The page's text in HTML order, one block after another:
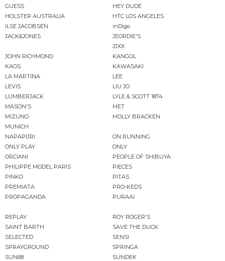
GUESS
HEY DUDE
HOLSTER AUSTRALIA
HTC LOS ANGELES
ILSE JACOBSEN
inDigo
JACK&JONES
JEORDIE'S
JJXX
JOHN RICHMOND
KANGOL
KAOS
KAWASAKI
LA MARTINA
LEE
LEVIS
LIU JO
LUMBERJACK
LYLE & SCOTT 1874
MASON'S
MET
MIZUNO
MOLLY BRACKEN
MUNICH
NAPAPIJRI
ON RUNNING
ONLY PLAY
ONLY
ORCIANI
PEOPLE OF SHIBUYA
PHILIPPE MODEL PARIS
PIECES
PINKO
PITAS
PREMIATA
PRO-KEDS
PROPAGANDA
PURAAI
REPLAY
ROY ROGER'S
SAINT BARTH
SAVE THE DUCK
SELECTED
SENSI
SPRAYGROUND
SPRINGA
SUN68
SUNDEK